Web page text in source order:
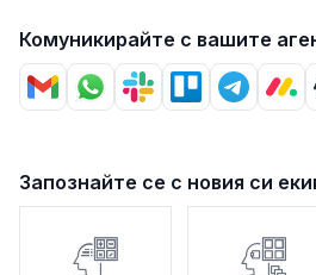
Комуникирайте с вашите
Запознайте се с новия си